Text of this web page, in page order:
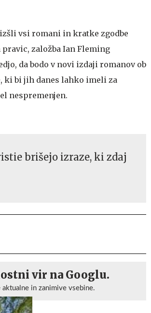
vsi romani in kratke zgodbe
založba Ian Fleming
da bodo v novi izdaji romanov ob
bi jih danes lahko imeli za
nespremenjen.
brišejo izraze, ki zdaj
vir na Googlu.
in zanimive vsebine.